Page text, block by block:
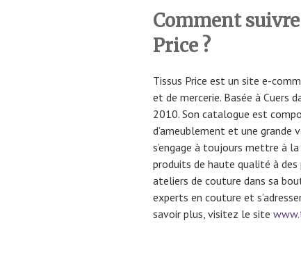
Comment
Price ?
Tissus Price est un site e-
et de mercerie. Basée à Cuers
2010. Son catalogue est
d’ameublement et une grande
s’engage à toujours mettre à
produits de haute qualité à
ateliers de couture dans sa
experts en couture et
savoir plus, visitez le site